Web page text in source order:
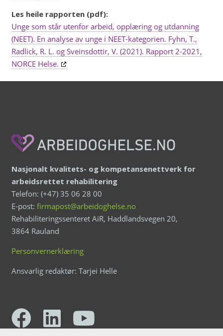
Les heile rapporten (pdf):
Unge som står utenfor arbeid, opplæring og utdanning
(NEET). En analyse av unge i NEET-kategorien. Fyhn, T.,
Radlick, R. L. og Sveinsdottir, V. (2021). Rapport 2-2021,
NORCE Helse.
Nasjonalt kvalitets- og kompetansenettverk for
arbeidsrettet rehabilitering
Telefon: (+47) 35 06 28 00
E-post: firmapost@arbeidoghelse.no
Rehabiliteringssenteret AiR, Haddlandsvegen 20,
3864 Rauland
Personvernerklæring
Ansvarlig redaktør: Tarjei Helle